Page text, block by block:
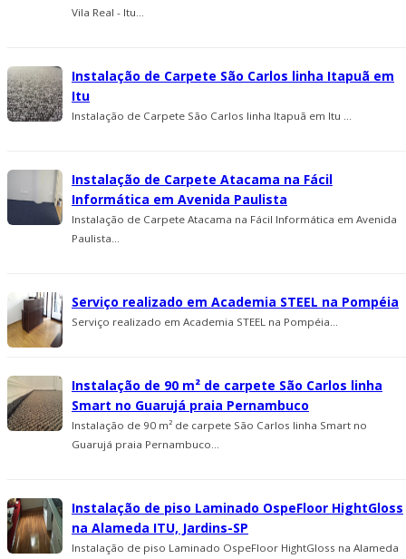
Vila Real - Itu...
Instalação de Carpete São Carlos linha Itapuã em
Itu
Instalação de Carpete São Carlos linha Itapuã em Itu ...
Instalação de Carpete Atacama na Fácil
Informática em Avenida Paulista
Instalação de Carpete Atacama na Fácil Informática em Avenida
Paulista...
Serviço realizado em Academia STEEL na Pompéia
Serviço realizado em Academia STEEL na Pompéia...
Instalação de 90 m² de carpete São Carlos linha
Smart no Guarujá praia Pernambuco
Instalação de 90 m² de carpete São Carlos linha Smart no
Guarujá praia Pernambuco...
Instalação de piso Laminado OspeFloor HightGloss
na Alameda ITU, Jardins-SP
Instalação de piso Laminado OspeFloor HightGloss na Alameda